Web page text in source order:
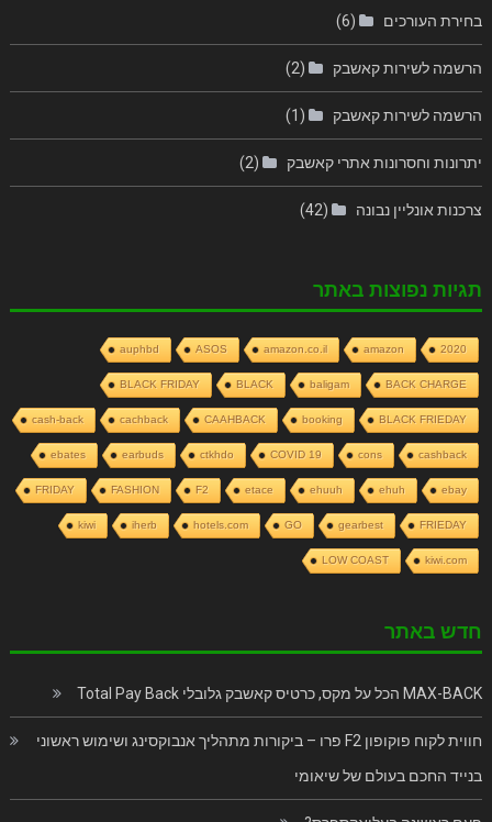
בחירת העורכים (6)
הרשמה לשירות קאשבק (2)
הרשמה לשירות קאשבק (1)
יתרונות וחסרונות אתרי קאשבק (2)
צרכנות אונליין נבונה (42)
תגיות נפוצות באתר
2020
amazon
amazon.co.il
ASOS
auphbd
BACK CHARGE
baligam
BLACK
BLACK FRIDAY
BLACK FRIEDAY
booking
CAAHBACK
cachback
cash-back
cashback
cons
COVID 19
ctkhdo
earbuds
ebates
ebay
ehuh
ehuuh
etace
F2
FASHION
FRIDAY
FRIEDAY
gearbest
GO
hotels.com
iherb
kiwi
kiwi.com
LOW COAST
חדש באתר
MAX-BACK הכל על מקס, כרטיס קאשבק גלובלי Total Pay Back
חווית לקוח פוקופון F2 פרו – ביקורות מתהליך אנבוקסינג ושימוש ראשוני
בנייד החכם בעולם של שיאומי